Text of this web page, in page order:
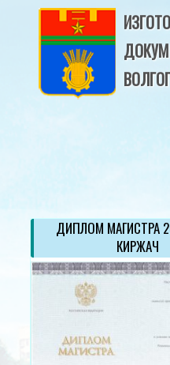
ДИПЛОМ МАГИСТРА
КИРЖАЧ